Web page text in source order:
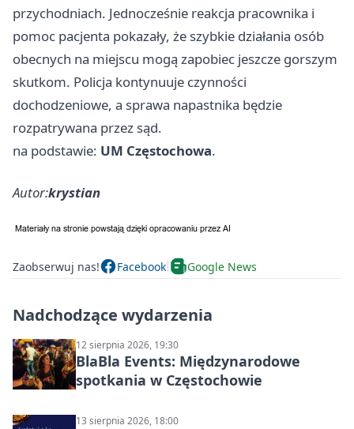
przychodniach. Jednocześnie reakcja pracownika i
pomoc pacjenta pokazały, że szybkie działania osób
obecnych na miejscu mogą zapobiec jeszcze gorszym
skutkom. Policja kontynuuje czynności
dochodzeniowe, a sprawa napastnika będzie
rozpatrywana przez sąd.
na podstawie: UM Częstochowa.
Autor:krystian
Zaobserwuj nas! Facebook Google News
Nadchodzące wydarzenia
12 sierpnia 2026, 19:30
BlaBla Events: Międzynarodowe
spotkania w Częstochowie
13 sierpnia 2026, 18:00